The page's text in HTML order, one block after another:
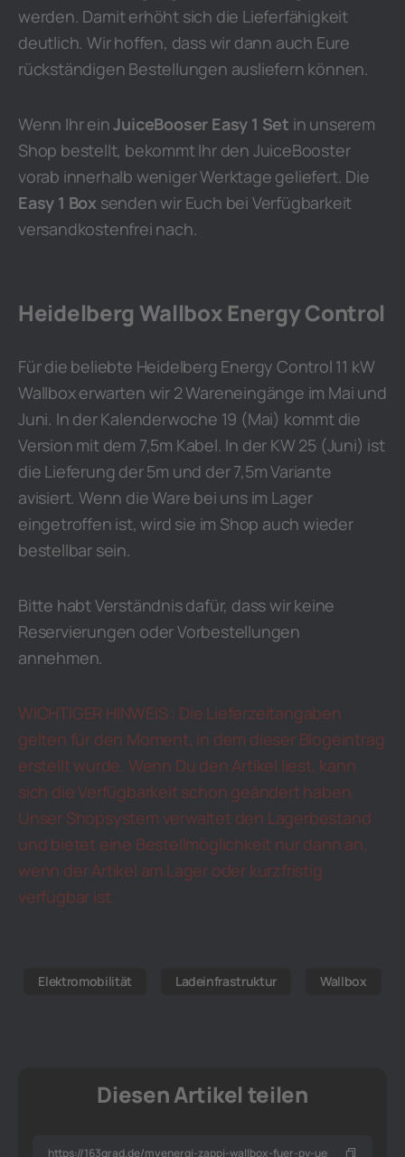
werden. Damit erhöht sich die Lieferfähigkeit
deutlich. Wir hoffen, dass wir dann auch Eure
rückständigen Bestellungen ausliefern können.
Wenn Ihr einJuiceBooser Easy 1 Set in unserem
Shop bestellt, bekommt Ihr den JuiceBooster
vorab innerhalb weniger Werktage geliefert. Die
Easy 1 Box senden wir Euch bei Verfügbarkeit
versandkostenfrei nach.
Heidelberg Wallbox Energy Control
Für die beliebte Heidelberg Energy Control 11 kW
Wallbox erwarten wir 2 Wareneingänge im Mai und
Juni. In der Kalenderwoche 19 (Mai) kommt die
Version mit dem 7,5m Kabel. In der KW 25 (Juni) ist
die Lieferung der 5m und der 7,5m Variante
avisiert. Wenn die Ware bei uns im Lager
eingetroffen ist, wird sie im Shop auch wieder
bestellbar sein.
Bitte habt Verständnis dafür, dass wir keine
Reservierungen oder Vorbestellungen
annehmen.
WICHTIGER HINWEIS : Die Lieferzeitangaben
gelten für den Moment, in dem dieser Blogeintrag
erstellt wurde. Wenn Du den Artikel liest, kann
sich die Verfügbarkeit schon geändert haben.
Unser Shopsystem verwaltet den Lagerbestand
und bietet eine Bestellmöglichkeit nur dann an,
wenn der Artikel am Lager oder kurzfristig
verfügbar ist.
Elektromobilität Ladeinfrastruktur Wallbox
Diesen Artikel teilen